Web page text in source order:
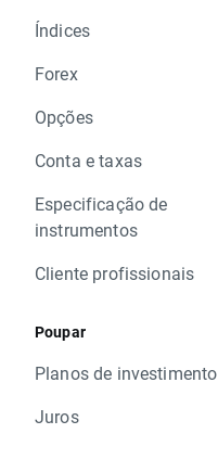
Índices
Forex
Opções
Conta e taxas
Especificação de
instrumentos
Cliente profissionais
Poupar
Planos de investimento
Juros